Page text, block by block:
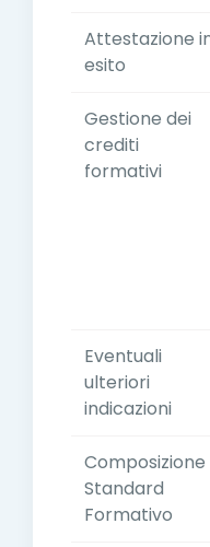
Attestazione
esito
Gestione dei
crediti
formativi
Eventuali
ulteriori
indicazioni
Composizione
Standard
Formativo